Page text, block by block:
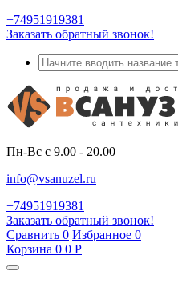
+74951919381
Заказать обратный звонок!
Пн-Вс с 9.00 - 20.00
info@vsanuzel.ru
+74951919381
Заказать обратный звонок!
Сравнить 0 Избранное 0
Корзина 0 0 Р